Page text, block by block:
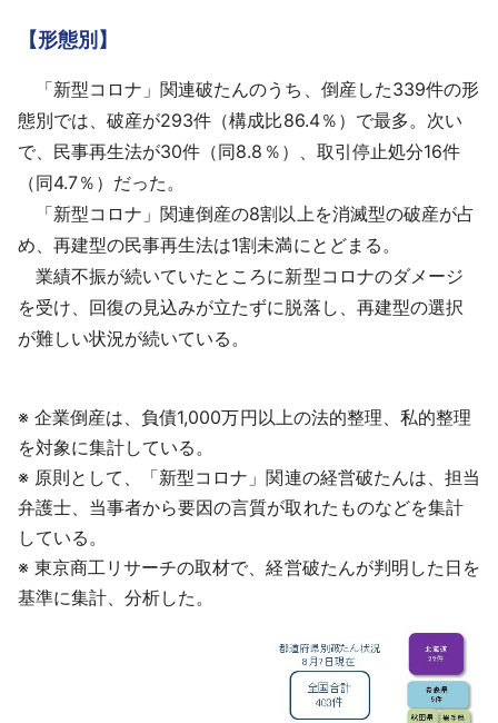
【形態別】
「新型コロナ」関連破たんのうち、倒産した339件の形
態別では、破産が293件（構成比86.4％）で最多。次い
で、民事再生法が30件（同8.8％）、取引停止処分16件
（同4.7％）だった。
「新型コロナ」関連倒産の8割以上を消滅型の破産が占
め、再建型の民事再生法は1割未満にとどまる。
業績不振が続いていたところに新型コロナのダメージ
を受け、回復の見込みが立たずに脱落し、再建型の選択
が難しい状況が続いている。
※ 企業倒産は、負債1,000万円以上の法的整理、私的整理
を対象に集計している。
※ 原則として、「新型コロナ」関連の経営破たんは、担当
弁護士、当事者から要因の言質が取れたものなどを集計
している。
※ 東京商工リサーチの取材で、経営破たんが判明した日を
基準に集計、分析した。